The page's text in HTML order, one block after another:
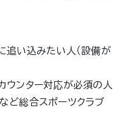
追い込みたい人（設備が
ウンター対応が必須の人
ど総合スポーツクラブ